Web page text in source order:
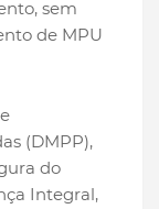
sem
de MPU
(DMPP),
do
Integral,